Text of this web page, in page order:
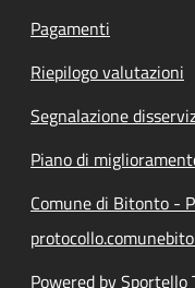
Pagamenti
Riepilogo valutazioni
Segnalazione
Piano di
Comune di Bitonto -
Powered by Sportello